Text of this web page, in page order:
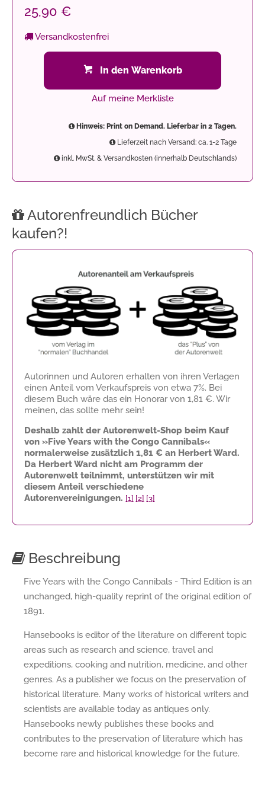
25,90 €
Versandkostenfrei
In den Warenkorb
Auf meine Merkliste
Hinweis: Print on Demand. Lieferbar in 2 Tagen.
Lieferzeit nach Versand: ca. 1-2 Tage
inkl. MwSt. & Versandkosten (innerhalb Deutschlands)
Autorenfreundlich Bücher
kaufen?!
Autorinnen und Autoren erhalten von ihren Verlagen
einen Anteil vom Verkaufspreis von etwa 7%. Bei
diesem Buch wäre das ein Honorar von 1,81 €. Wir
meinen, das sollte mehr sein!
Deshalb zahlt der Autorenwelt-Shop beim Kauf
von »Five Years with the Congo Cannibals«
normalerweise zusätzlich 1,81 € an Herbert Ward.
Da Herbert Ward nicht am Programm der
Autorenwelt teilnimmt, unterstützen wir mit
diesem Anteil verschiedene
Autorenvereinigungen. [1] [2] [3]
Beschreibung
Five Years with the Congo Cannibals - Third Edition is an
unchanged, high-quality reprint of the original edition of
1891.
Hansebooks is editor of the literature on different topic
areas such as research and science, travel and
expeditions, cooking and nutrition, medicine, and other
genres. As a publisher we focus on the preservation of
historical literature. Many works of historical writers and
scientists are available today as antiques only.
Hansebooks newly publishes these books and
contributes to the preservation of literature which has
become rare and historical knowledge for the future.